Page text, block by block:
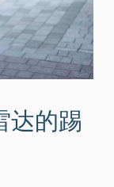
达的踢